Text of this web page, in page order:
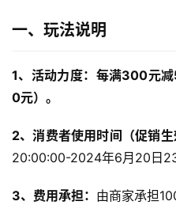
一、玩法说明
1、活动力度：每满300元
0元）。
2、消费者使用时间（促销生
20:00:00-2024年6月20日
3、费用承担： 由商家承担